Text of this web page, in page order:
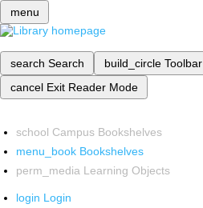
menu
search Search build_circle Toolbar
cancel Exit Reader Mode
school Campus Bookshelves
menu_book Bookshelves
perm_media Learning Objects
login Login